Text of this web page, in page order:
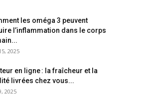
les oméga 3 peuvent
l’inflammation dans le corps
2025
en ligne : la fraîcheur et la
livrées chez vous...
2025